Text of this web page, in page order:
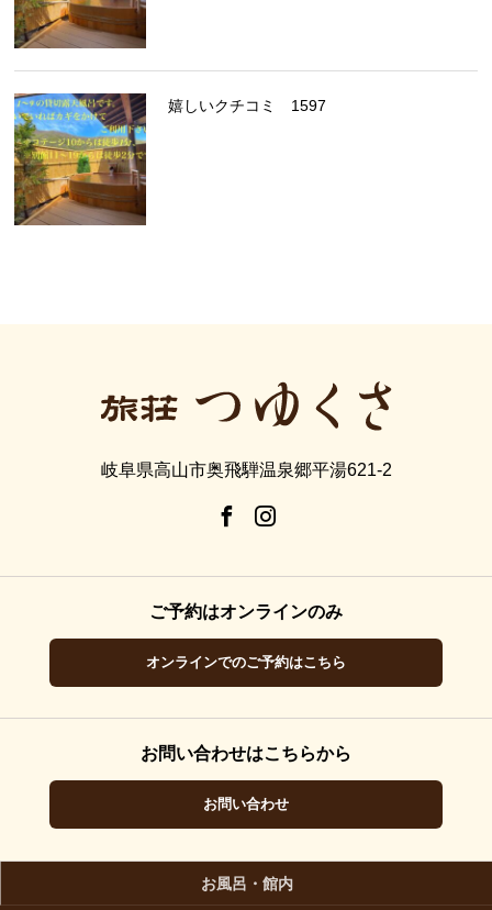
嬉しいクチコミ 1597
岐阜県高山市奥飛騨温泉郷平湯621-2
ご予約はオンラインのみ
オンラインでのご予約はこちら
お問い合わせはこちらから
お問い合わせ
お風呂・館内